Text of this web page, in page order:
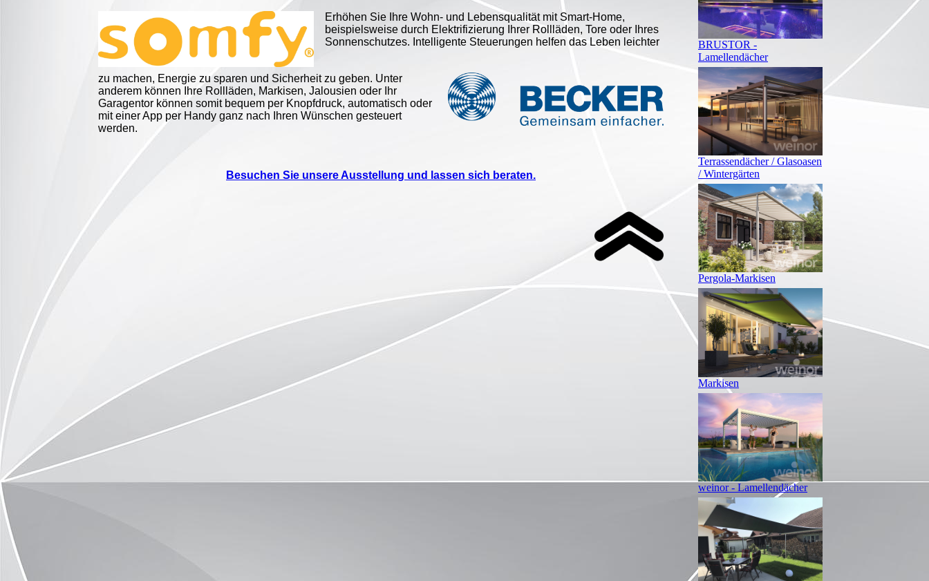
Erhöhen Sie Ihre Wohn- und Lebensqualität mit Smart-Home,
beispielsweise durch Elektrifizierung Ihrer Rollläden, Tore oder Ihres
Sonnenschutzes. Intelligente Steuerungen helfen das Leben leichter
zu machen, Energie zu sparen und Sicherheit zu geben. Unter
anderem können Ihre Rollläden, Markisen, Jalousien oder Ihr
Garagentor können somit bequem per Knopfdruck, automatisch oder
mit einer App per Handy ganz nach Ihren Wünschen gesteuert
werden.
Besuchen Sie unsere Ausstellung und lassen sich beraten.
BRUSTOR -
Lamellendächer
Terrassendächer / Glasoasen
/ Wintergärten
Pergola-Markisen
Markisen
weinor - Lamellendächer